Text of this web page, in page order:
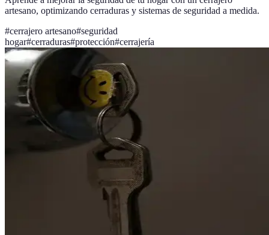
artesano, optimizando cerraduras y sistemas de seguridad a medida.
#cerrajero artesano#seguridad
hogar#cerraduras#protección#cerrajería